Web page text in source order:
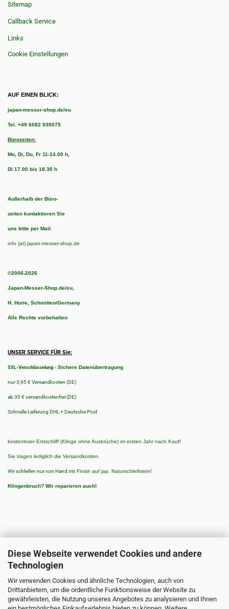
Diese Webseite verwendet Cookies und andere
Technologien
Wir verwenden Cookies und ähnliche Technologien, auch von
Drittanbietern, um die ordentliche Funktionsweise der Website zu
gewährleisten, die Nutzung unseres Angebotes zu analysieren und Ihnen
Sitemap
Callback Service
Links
Cookie Einstellungen
AUF EINEN BLICK:
japan-messer-shop.de/eu
Tel. +49 6082 930075
Bürozeiten:
Mo, Di, Do, Fr 11-14.00 h,
Di 17.00 bis 18.30 h
Außerhalb der Büro-
zeiten kontaktieren Sie
uns bitte per Mail.
info (at) japan-messer-shop.de
©2006-2026
Japan-Messer-Shop.de/eu,
H. Horie, Schmitten/Germany
Alle Rechte vorbehalten
UNSER SERVICE FÜR Sie:
SSL-Verschlüsselung - Sichere Datenübertragung
nur 3,95 € Versandkosten (DE)
ab 30 € versandkostenfrei (DE)
Schnelle Lieferung DHL + Deutsche Post
kostenloser Erstschliff (Klinge ohne Ausbrüche) im ersten Jahr nach Kauf!
Sie tragen lediglich die Versandkosten.
Wir schleifen nur von Hand mit Finish auf jap. Naturschleifstein!
Klingenbruch? Wir reparieren auch!
ZAHLUNGSARTEN
Zahlungsarten:
3 % Rabatt bei Vorkasse/Banküberweisung